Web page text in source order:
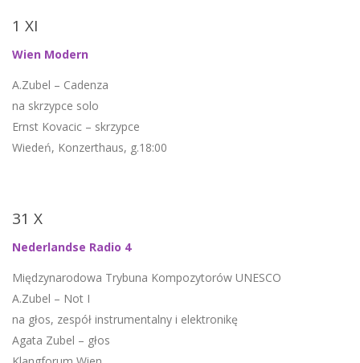
1 XI
Wien Modern
A.Zubel – Cadenza
na skrzypce solo
Ernst Kovacic – skrzypce
Wiedeń, Konzerthaus, g.18:00
31 X
Nederlandse Radio 4
Międzynarodowa Trybuna Kompozytorów UNESCO
A.Zubel – Not I
na głos, zespół instrumentalny i elektronikę
Agata Zubel – głos